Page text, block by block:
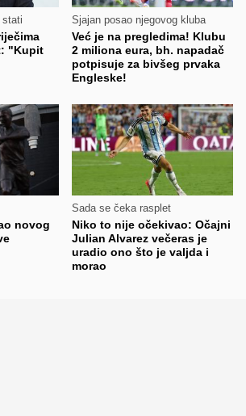
stati
"Kupit
Sjajan posao njegovog kluba
Već je na pregledima! Klubu
2 miliona eura, bh. napadač
potpisuje za bivšeg prvaka
Engleske!
novog
Sada se čeka rasplet
Niko to nije očekivao: Očajni
Julian Alvarez večeras je
uradio ono što je valjda i
morao